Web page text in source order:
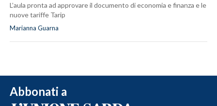
L’aula pronta ad approvare il documento di economia e finanza e le
nuove tariffe Tarip
Marianna Guarna
Abbonati a